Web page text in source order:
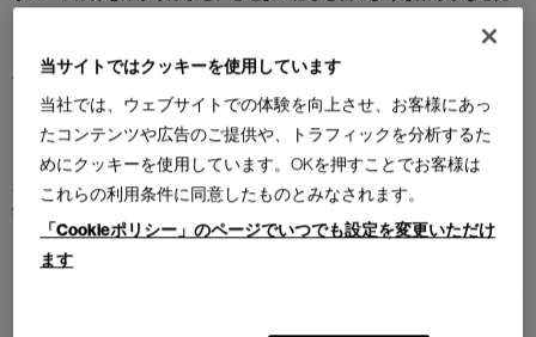
引き立てる独特の折り目。背もたれのクッションはステッチが特徴で、
各モジュールにユニークで洗練された美しさをもたらします。 ポリウレ
タンの使用を最小限に抑えるため、金属製のフレームに再生PET繊維の大
きなキルティングパッドを被せて背もたれとアームレストを羽毛布団の
ように包み、シートクッションも再生PET繊維を使用しています。尚且つ
わずかに使用しているポリウレタンは、リサイクルされたポリオールの
割合が高いCIRCULARREFOAM®を採用。また、接着部分がないため、ラ
イフサイクルの終了時には完全に分解することができます。
当サイトではクッキーを使用しています
当社では、ウェブサイトでの体験を向上させ、お客様にあっ
たコンテンツや広告のご提供や、トラフィックを分析するた
めにクッキーを使用しています。OKを押すことでお客様は
これらの利用条件に同意したものとみなされます。
「Cookieポリシー」のページでいつでも設定を変更いただけ
ます